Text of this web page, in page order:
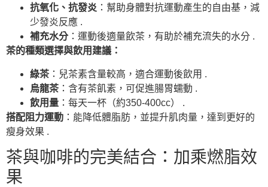
抗氧化、抗發炎 ：幫助身體對抗運動產生的自由基，減
少發炎反應 .
補充水分：運動後適量飲茶，有助於補充流失的水分 .
茶的種類選擇與飲用建議：
綠茶：兒茶素含量較高，適合運動後飲用 .
烏龍茶：含有茶飢素，可促進腸胃蠕動 .
飲用量 ：每天一杯（約350-400cc） .
搭配阻力運動 ：能降低體脂肪，並提升肌肉量，達到更好的
瘦身效果 .
茶與咖啡的完美結合：加乘燃脂效
果